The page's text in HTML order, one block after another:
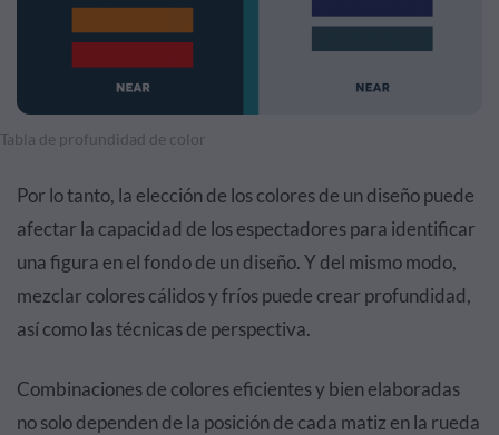
Tabla de profundidad de color
Por lo tanto, la elección de los colores de un diseño puede
afectar la capacidad de los espectadores para identificar
una figura en el fondo de un diseño. Y del mismo modo,
mezclar colores cálidos y fríos puede crear profundidad,
así como las técnicas de perspectiva.
Combinaciones de colores eficientes y bien elaboradas
no solo dependen de la posición de cada matiz en la rueda